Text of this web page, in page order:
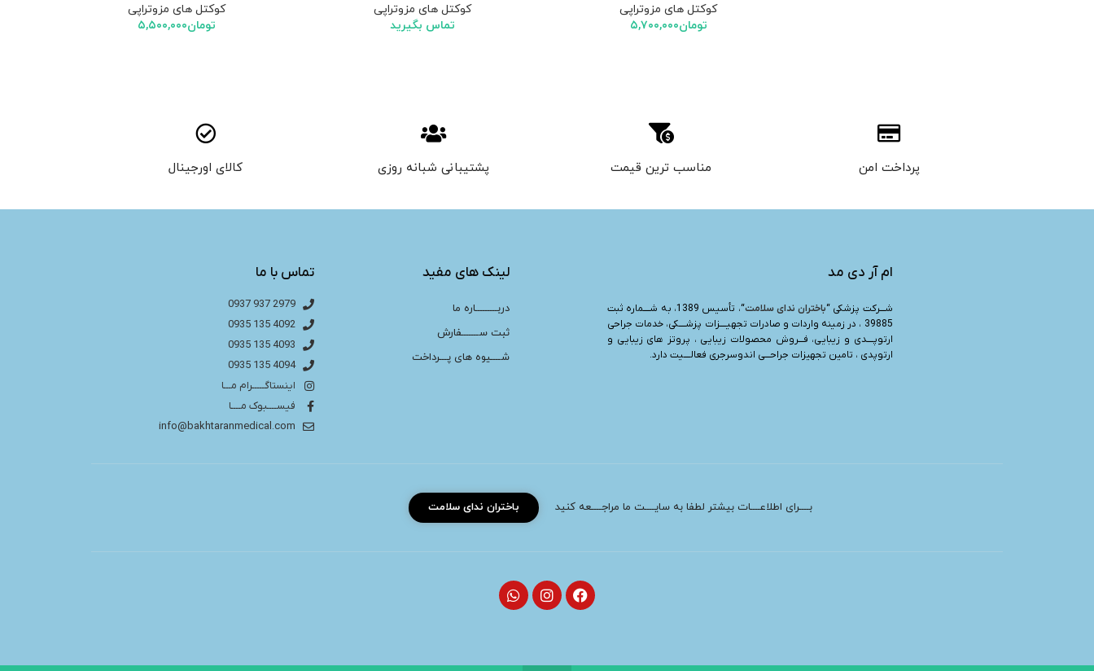
کوکتل های مزوتراپی
تومان۵,۷۰۰,۰۰۰
کوکتل های مزوتراپی
تماس بگیرید
کوکتل های مزوتراپی
تومان۵,۵۰۰,۰۰۰
پرداخت امن مناسب ترین قیمت پشتیبانی شبانه روزی کالای اورجینال
ام آر دی مد
شـــرکت پزشکی “باختران ندای سلامت
“، تأسیس 1389، به شــــماره ثبت
39885 ، در زمینه واردات و صادرات تجهیــــزات پزشــــکی، خدمات جراحی
ارتوپــــدی و زیبایی، فـــروش محصولات زیبایی ، پروتز های زیبایی و
ارتوپدی ، تامین تجهیزات جراحـــی اندوسرجری فعالــــیت دارد.
لینک های مفید
دربـــــــــاره ما
ثبت ســـــــفارش
شــــیوه های پـــرداخت
تماس با ما
2979 937 0937
4092 135 0935
4093 135 0935
4094 135 0935
اینستاگـــــرام مـــا
فیســــبوک مــــا
info@bakhtaranmedical.com
بــــرای اطلاعــــات بیشتر لطفا به سایــــت ما مراجــــعه کنید باختران ندای سلامت